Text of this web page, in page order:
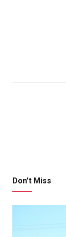
Don't Miss